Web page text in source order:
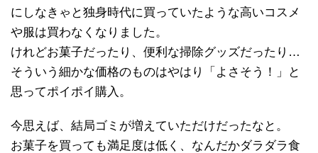
にしなきゃと独身時代に買っていたような高いコスメ
や服は買わなくなりました。
けれどお菓子だったり、便利な掃除グッズだったり…
そういう細かな価格のものはやはり「よさそう！」と
思ってポイポイ購入。
今思えば、結局ゴミが増えていただけだったなと。
お菓子を買っても満足度は低く、なんだかダラダラ食